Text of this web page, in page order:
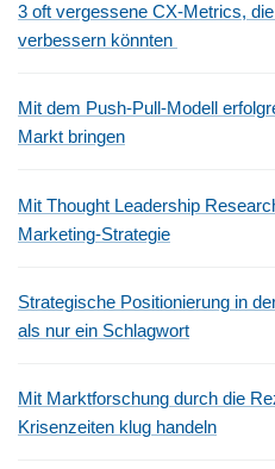
3 oft vergessene CX-Metrics,
verbessern könnten
Mit dem Push-Pull-Modell
Markt bringen
Mit Thought Leadership
Marketing-Strategie
Strategische Positionierung in
als nur ein Schlagwort
Mit Marktforschung durch die
Krisenzeiten klug handeln